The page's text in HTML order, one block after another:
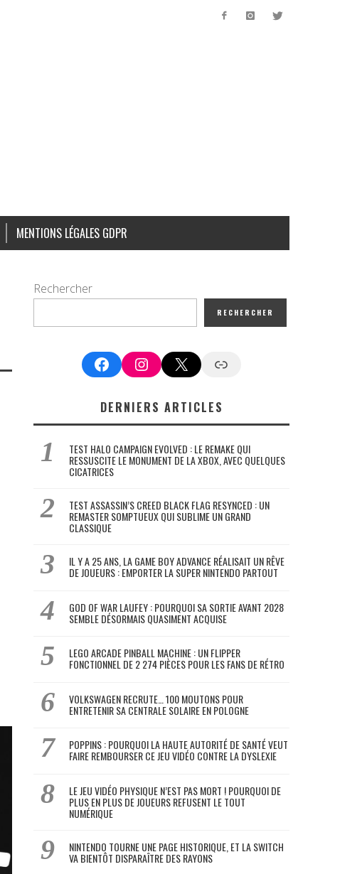
MENTIONS LÉGALES GDPR
Rechercher
RECHERCHER
FacebookInstagram
X Google News
DERNIERS ARTICLES
TEST HALO CAMPAIGN EVOLVED : LE REMAKE QUI
RESSUSCITE LE MONUMENT DE LA XBOX, AVEC QUELQUES
CICATRICES
TEST ASSASSIN’S CREED BLACK FLAG RESYNCED : UN
REMASTER SOMPTUEUX QUI SUBLIME UN GRAND
CLASSIQUE
IL Y A 25 ANS, LA GAME BOY ADVANCE RÉALISAIT UN RÊVE
DE JOUEURS : EMPORTER LA SUPER NINTENDO PARTOUT
GOD OF WAR LAUFEY : POURQUOI SA SORTIE AVANT 2028
SEMBLE DÉSORMAIS QUASIMENT ACQUISE
LEGO ARCADE PINBALL MACHINE : UN FLIPPER
FONCTIONNEL DE 2 274 PIÈCES POUR LES FANS DE RÉTRO
VOLKSWAGEN RECRUTE… 100 MOUTONS POUR
ENTRETENIR SA CENTRALE SOLAIRE EN POLOGNE
POPPINS : POURQUOI LA HAUTE AUTORITÉ DE SANTÉ VEUT
FAIRE REMBOURSER CE JEU VIDÉO CONTRE LA DYSLEXIE
LE JEU VIDÉO PHYSIQUE N’EST PAS MORT ! POURQUOI DE
PLUS EN PLUS DE JOUEURS REFUSENT LE TOUT
NUMÉRIQUE
NINTENDO TOURNE UNE PAGE HISTORIQUE, ET LA SWITCH
VA BIENTÔT DISPARAÎTRE DES RAYONS